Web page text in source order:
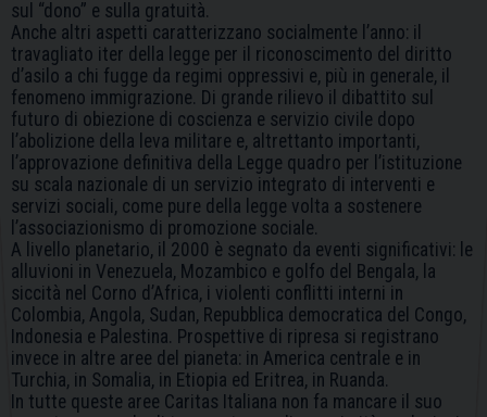
sul “dono” e sulla gratuità.
Anche altri aspetti caratterizzano socialmente l’anno: il
travagliato iter della legge per il riconoscimento del diritto
d’asilo a chi fugge da regimi oppressivi e, più in generale, il
fenomeno immigrazione. Di grande rilievo il dibattito sul
futuro di obiezione di coscienza e servizio civile dopo
l’abolizione della leva militare e, altrettanto importanti,
l’approvazione definitiva della Legge quadro per l’istituzione
su scala nazionale di un servizio integrato di interventi e
servizi sociali, come pure della legge volta a sostenere
l’associazionismo di promozione sociale.
A livello planetario, il 2000 è segnato da eventi significativi: le
alluvioni in Venezuela, Mozambico e golfo del Bengala, la
siccità nel Corno d’Africa, i violenti conflitti interni in
Colombia, Angola, Sudan, Repubblica democratica del Congo,
Indonesia e Palestina. Prospettive di ripresa si registrano
invece in altre aree del pianeta: in America centrale e in
Turchia, in Somalia, in Etiopia ed Eritrea, in Ruanda.
In tutte queste aree Caritas Italiana non fa mancare il suo